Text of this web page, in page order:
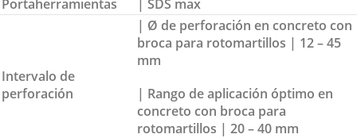
Portaherramientas
| SDS max
Intervalo de
perforación
| Ø de perforación en concreto con
broca para rotomartillos | 12 – 45
mm
| Rango de aplicación óptimo en
concreto con broca para
rotomartillos | 20 – 40 mm